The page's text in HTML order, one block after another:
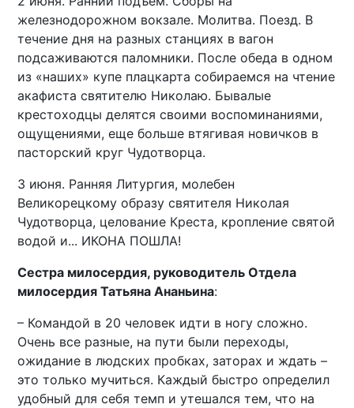
железнодорожном вокзале. Молитва. Поезд. В
течение дня на разных станциях в вагон
подсаживаются паломники. После обеда в одном
из «наших» купе плацкарта собираемся на чтение
акафиста святителю Николаю. Бывалые
крестоходцы делятся своими воспоминаниями,
ощущениями, еще больше втягивая новичков в
пасторский круг Чудотворца.
3 июня. Ранняя Литургия, молебен
Великорецкому образу святителя Николая
Чудотворца, целование Креста, кропление святой
водой и... ИКОНА ПОШЛА!
Сестра милосердия, руководитель Отдела
милосердия Татьяна Ананьина:
– Командой в 20 человек идти в ногу сложно.
Очень все разные, на пути были переходы,
ожидание в людских пробках, заторах и ждать –
это только мучиться. Каждый быстро определил
удобный для себя темп и утешался тем, что на